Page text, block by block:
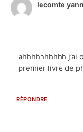
lecomte
ahhhhhhhhhh j’ai
premier livre de
RÉPONDRE